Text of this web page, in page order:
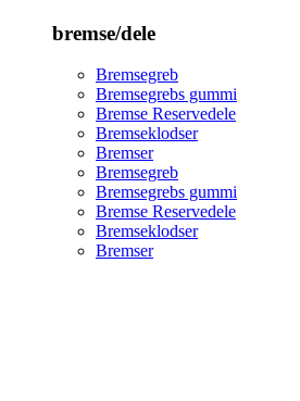
bremse/dele
Bremsegreb
Bremsegrebs gummi
Bremse Reservedele
Bremseklodser
Bremser
Bremsegreb
Bremsegrebs gummi
Bremse Reservedele
Bremseklodser
Bremser